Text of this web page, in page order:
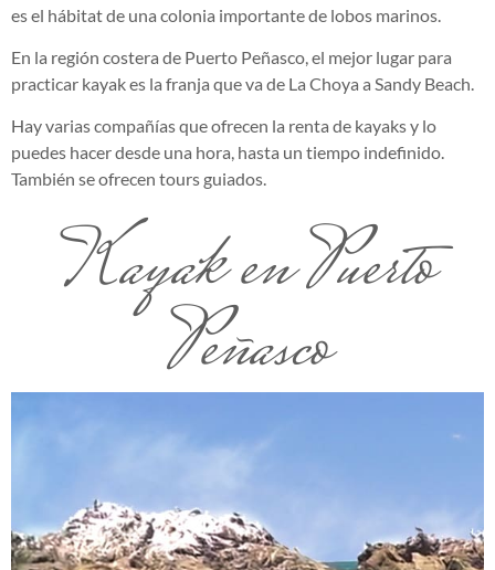
es el hábitat de una colonia importante de lobos marinos.
En la región costera de Puerto Peñasco, el mejor lugar para
practicar kayak es la franja que va de La Choya a Sandy Beach.
Hay varias compañías que ofrecen la renta de kayaks y lo
puedes hacer desde una hora, hasta un tiempo indefinido.
También se ofrecen tours guiados.
Kayak en Puerto
Peñasco